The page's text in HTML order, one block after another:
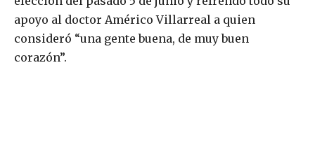
apoyo al doctor Américo Villarreal a quien
consideró “una gente buena, de muy buen
corazón”.